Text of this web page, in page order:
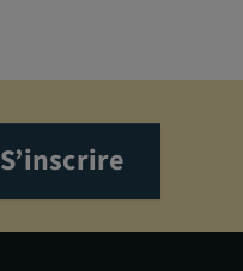
S’inscrire